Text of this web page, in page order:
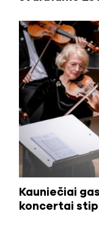
Kauniečiai
koncertai